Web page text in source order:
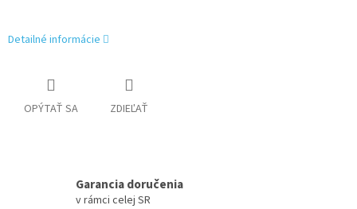
Detailné informácie
OPÝTAŤ SA ZDIEĽAŤ
Garancia doručenia
v rámci celej SR